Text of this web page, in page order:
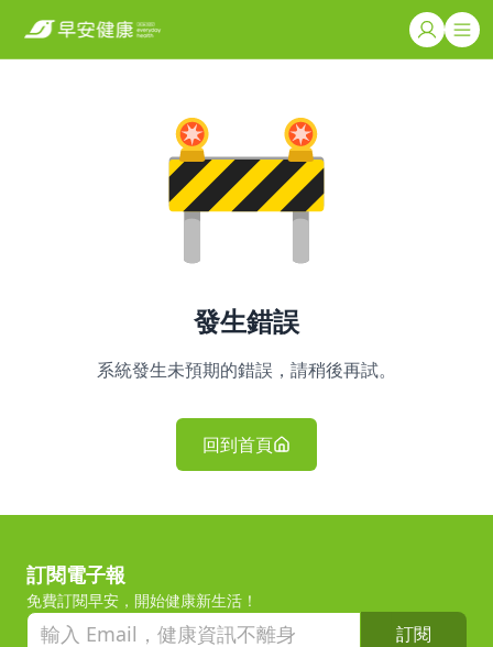
發生錯誤
系統發生未預期的錯誤，請稍後再試。
回到首頁
訂閱電子報
免費訂閱早安，開始健康新生活！
訂閱